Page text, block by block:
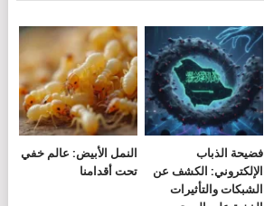
فضيحة الذباب
الإلكتروني: الكشف عن
الشبكات والتأثيرات
النمل الأبيض: عالم خفي
تحت أقدامنا